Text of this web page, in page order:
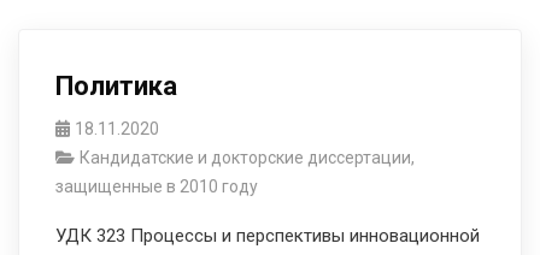
Политика
18.11.2020
Кандидатские и докторские диссертации,
защищенные в 2010 году
УДК 323 Процессы и перспективы инновационной